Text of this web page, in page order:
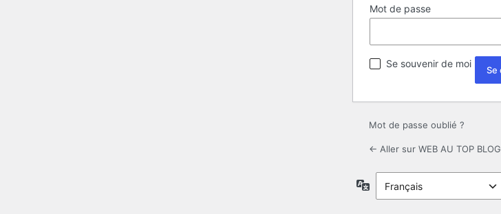
Mot de passe
Se souvenir de moi
Mot de passe oublié ?
← Aller sur WEB AU TOP BLOG
Langue